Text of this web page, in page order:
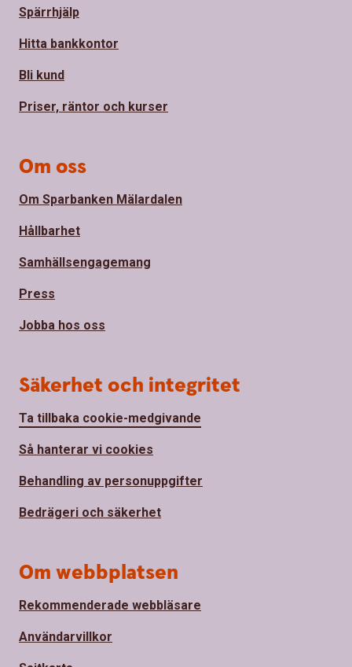
Spärrhjälp
Hitta bankkontor
Bli kund
Priser, räntor och kurser
Om oss
Om Sparbanken Mälardalen
Hållbarhet
Samhällsengagemang
Press
Jobba hos oss
Säkerhet och integritet
Ta tillbaka cookie-medgivande
Så hanterar vi cookies
Behandling av personuppgifter
Bedrägeri och säkerhet
Om webbplatsen
Rekommenderade webbläsare
Användarvillkor